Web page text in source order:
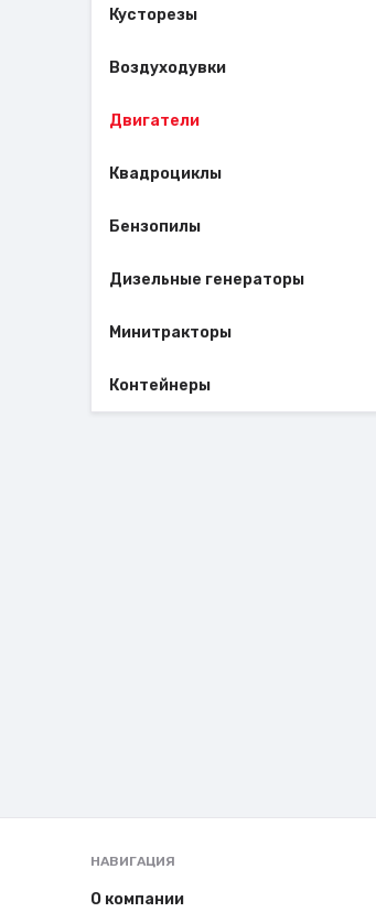
Кусторезы
Воздуходувки
Двигатели
Квадроциклы
Бензопилы
Дизельные генераторы
Минитракторы
Контейнеры
НАВИГАЦИЯ
О компании